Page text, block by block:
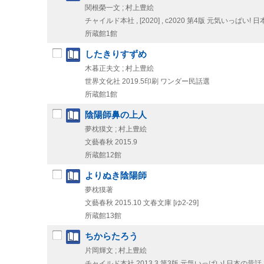
関根榮一文 ; 村上豊絵
チャイルド本社 , [2020] , c2020 第4版 元気いっぱい! 日
所蔵館1館
したきりすずめ
木暮正夫文 ; 村上豊絵
世界文化社 2019.5印刷 ワンダー民話選
所蔵館1館
陰陽師鼻の上人
夢枕獏文 ; 村上豊絵
文藝春秋 2015.9
所蔵館12館
よりぬき陰陽師
夢枕獏著
文藝春秋 2015.10 文春文庫 [ゆ2-29]
所蔵館13館
ちからたろう
片岡輝文 ; 村上豊絵